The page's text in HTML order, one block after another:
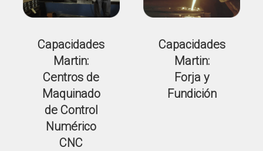
Capacidades
Martin:
Centros de
Maquinado
de Control
Numérico
CNC
Capacidades
Martin:
Forja y
Fundición